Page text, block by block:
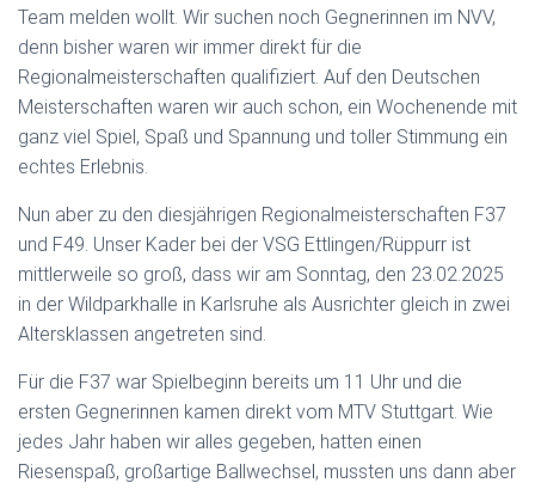
Team melden wollt. Wir suchen noch Gegnerinnen im NVV,
denn bisher waren wir immer direkt für die
Regionalmeisterschaften qualifiziert. Auf den Deutschen
Meisterschaften waren wir auch schon, ein Wochenende mit
ganz viel Spiel, Spaß und Spannung und toller Stimmung ein
echtes Erlebnis.
Nun aber zu den diesjährigen Regionalmeisterschaften F37
und F49. Unser Kader bei der VSG Ettlingen/Rüppurr ist
mittlerweile so groß, dass wir am Sonntag, den 23.02.2025
in der Wildparkhalle in Karlsruhe als Ausrichter gleich in zwei
Altersklassen angetreten sind.
Für die F37 war Spielbeginn bereits um 11 Uhr und die
ersten Gegnerinnen kamen direkt vom MTV Stuttgart. Wie
jedes Jahr haben wir alles gegeben, hatten einen
Riesenspaß, großartige Ballwechsel, mussten uns dann aber